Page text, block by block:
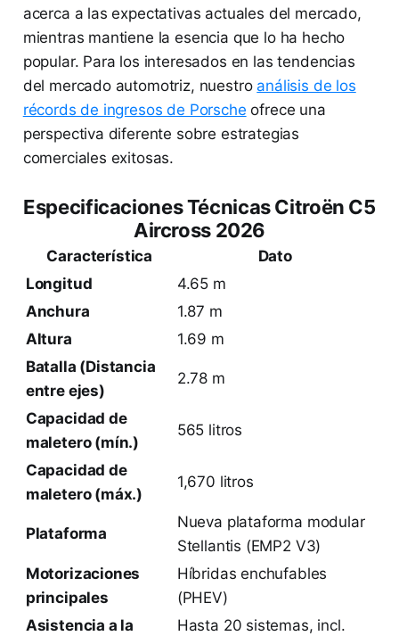
acerca a las expectativas actuales del mercado,
mientras mantiene la esencia que lo ha hecho
popular. Para los interesados en las tendencias
del mercado automotriz, nuestro análisis de los
récords de ingresos de Porsche ofrece una
perspectiva diferente sobre estrategias
comerciales exitosas.
Especificaciones Técnicas Citroën C5
Aircross 2026
Característica
Dato
Longitud
4.65 m
Anchura
1.87 m
Altura
1.69 m
Batalla (Distancia
entre ejes)
2.78 m
Capacidad de
maletero (mín.)
565 litros
Capacidad de
maletero (máx.)
1,670 litros
Plataforma
Nueva plataforma modular
Stellantis (EMP2 V3)
Motorizaciones
principales
Híbridas enchufables
(PHEV)
Asistencia a la
Hasta 20 sistemas, incl.